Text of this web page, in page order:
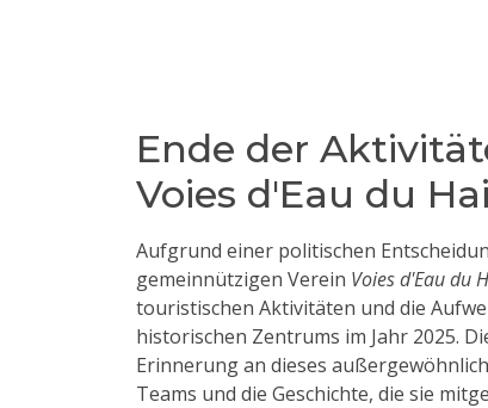
Ende der
Voies d'Eau du
Aufgrund einer politischen
gemeinnützigen Verein Voies d'Eau du
touristischen Aktivitäten und die
historischen Zentrums im Jahr 2025.
Erinnerung an dieses
Teams und die Geschichte, die sie